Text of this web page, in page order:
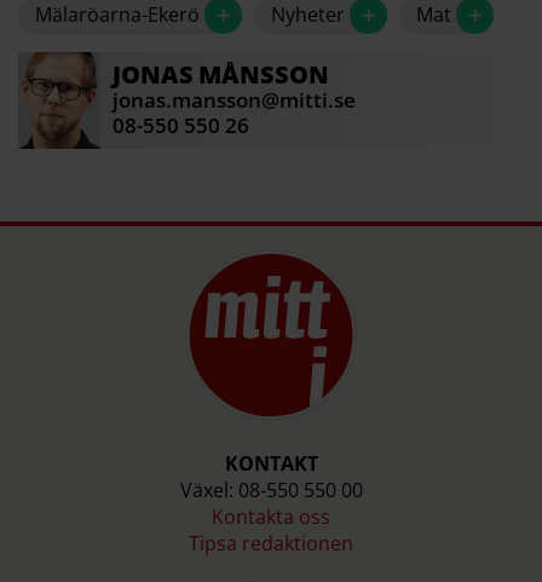
Mälaröarna-Ekerö + Nyheter + Mat +
JONAS MÅNSSON
jonas.mansson@mitti.se
08-550 550 26
KONTAKT
Växel: 08-550 550 00
Kontakta oss
Tipsa redaktionen